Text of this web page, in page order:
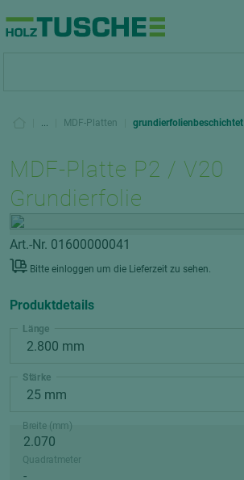
... MDF-Platten grundierfolienbeschichtet
MDF-Platte P2 / V20
Grundierfolie
Art.-Nr. 01600000041
Bitte einloggen um die Lieferzeit zu sehen.
Produktdetails
Länge
Stärke
Breite (mm)
Quadratmeter